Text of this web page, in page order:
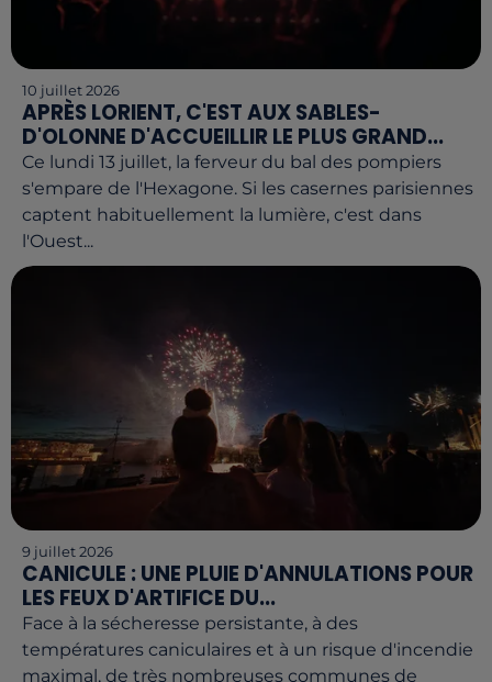
10 juillet 2026
APRÈS LORIENT, C'EST AUX SABLES-
D'OLONNE D'ACCUEILLIR LE PLUS GRAND...
Ce lundi 13 juillet, la ferveur du bal des pompiers
s'empare de l'Hexagone. Si les casernes parisiennes
captent habituellement la lumière, c'est dans
l'Ouest...
9 juillet 2026
CANICULE : UNE PLUIE D'ANNULATIONS POUR
LES FEUX D'ARTIFICE DU...
Face à la sécheresse persistante, à des
températures caniculaires et à un risque d'incendie
maximal, de très nombreuses communes de